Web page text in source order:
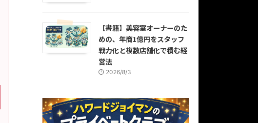
【書籍】美容室オーナーのた
めの、年商1億円をスタッフ
戦力化と複数店舗化で積む経
営法
2026/8/3